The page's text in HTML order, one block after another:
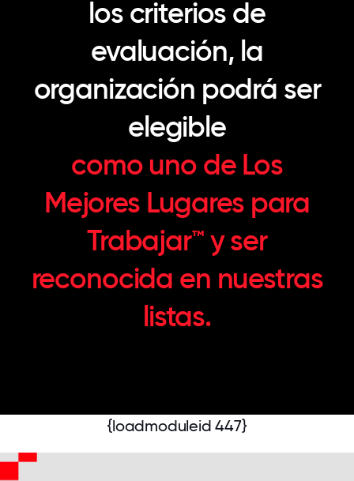
los criterios de
evaluación, la
organización podrá ser
elegible
como uno de Los
Mejores Lugares para
Trabajar™ y ser
reconocida en nuestras
listas.
{loadmoduleid 447}